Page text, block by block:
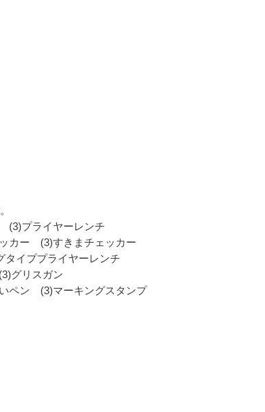
プライヤーレンチ
カー (3)すきまチェッカー
イププライヤーレンチ
グリスガン
ペン (3)マーキングスタンプ